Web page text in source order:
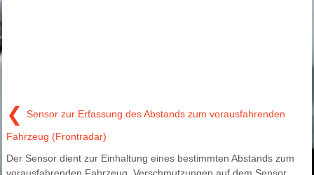
❮ Sensor zur Erfassung des Abstands zum vorausfahrenden
Fahrzeug (Frontradar)
Der Sensor dient zur Einhaltung eines bestimmten Abstands zum